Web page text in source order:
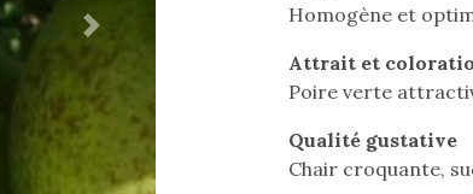
Next
Homogène et
Attrait et
Poire verte
Qualité gustative
Chair croquante,